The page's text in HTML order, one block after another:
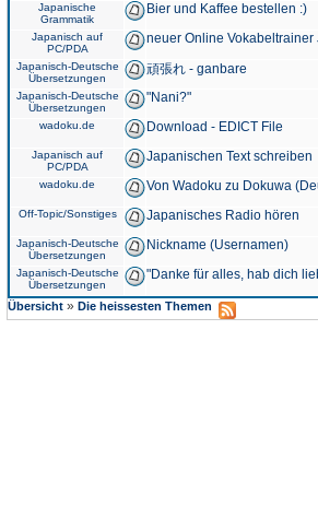
Japanische
Grammatik
Bier und Kaffee bestellen :)
Japanisch auf
PC/PDA
neuer Online
Japanisch-Deutsche
Übersetzungen
頑張れ - ganbare
Japanisch-Deutsche
Übersetzungen
"Nani?"
wadoku.de Download - EDICT File
Japanisch auf
PC/PDA
Japanischen Text schreiben
wadoku.de Von Wadoku zu Dokuwa
Off-Topic/Sonstiges Japanisches Radio hören
Japanisch-Deutsche
Übersetzungen
Nickname (Usernamen)
Japanisch-Deutsche
Übersetzungen
"Danke für alles, hab dich
Übersicht » Die heissesten Themen